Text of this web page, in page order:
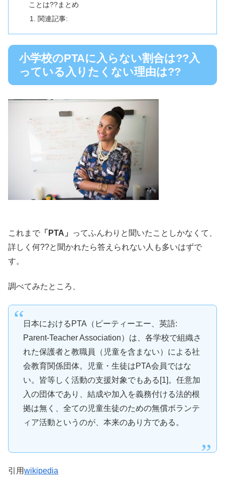
ことは??まとめ
関連記事:
小学校のPTAに入らない割合は??入
っている入りたくない理由は??
これまで 「PTA」
ってふんわりと聞いたことしかなくて、
詳しく何??と聞かれたら答えられない人も多いはずで
す。
調べてみたところ、
日本におけるPTA（ピーティーエー、英語:
Parent-Teacher Association）は、各学校で組織さ
れた保護者と教職員（児童を含まない）による社
会教育関係団体。児童・生徒はPTA会員ではな
い。皆等しく活動の支援対象でもある[1]。任意加
入の団体であり、結成や加入を義務付ける法的根
拠は無く、全ての児童生徒のための無償ボランテ
ィア活動というのが、本来のあり方である。
引用wikipedia